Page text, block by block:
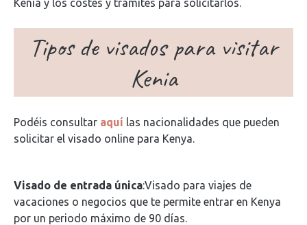
Kenia y los costes y trámites para solicitarlos.
Tipos de visados para visitar
Kenia
Podéis consultar aquí las nacionalidades que pueden
solicitar el visado online para Kenya.
Visado de entrada única:Visado para viajes de
vacaciones o negocios que te permite entrar en Kenya
por un periodo máximo de 90 días.